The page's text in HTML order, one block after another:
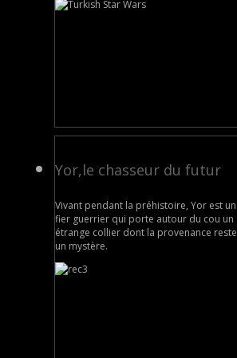
Yor,le chasseur du futur
Vivant pendant la préhistoire, Yor est un
fier guerrier qui porte autour du cou un
étrange collier dont la provenance reste
un mystère.